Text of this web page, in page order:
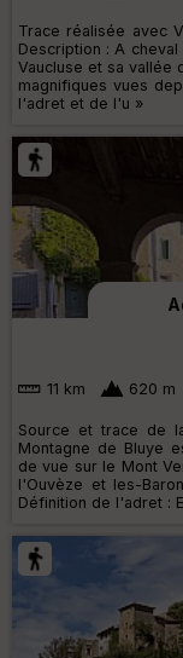
Trace réalisée avec
Description : A
Vaucluse et sa vallée
magnifiques vues
l'adret et de l'u »
11 km 620 m
Source et trace de
Montagne de Bluye
de vue sur le Mont
l'Ouvèze et les-
Définition de l'adret :